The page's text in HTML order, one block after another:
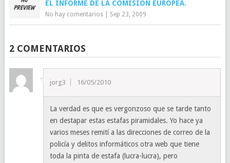
EL INFORME DE LA COMISIÓN EUROPEA.
No hay comentarios| Sep 23, 2009
2 COMENTARIOS
jorg3 16/05/2010
La verdad es que es vergonzoso que se tarde tanto
en destapar estas estafas piramidales. Yo hace ya
varios meses remití a las direcciones de correo de la
policía y delitos informáticos otra web que tiene
toda la pinta de estafa (lucra-lucra), pero